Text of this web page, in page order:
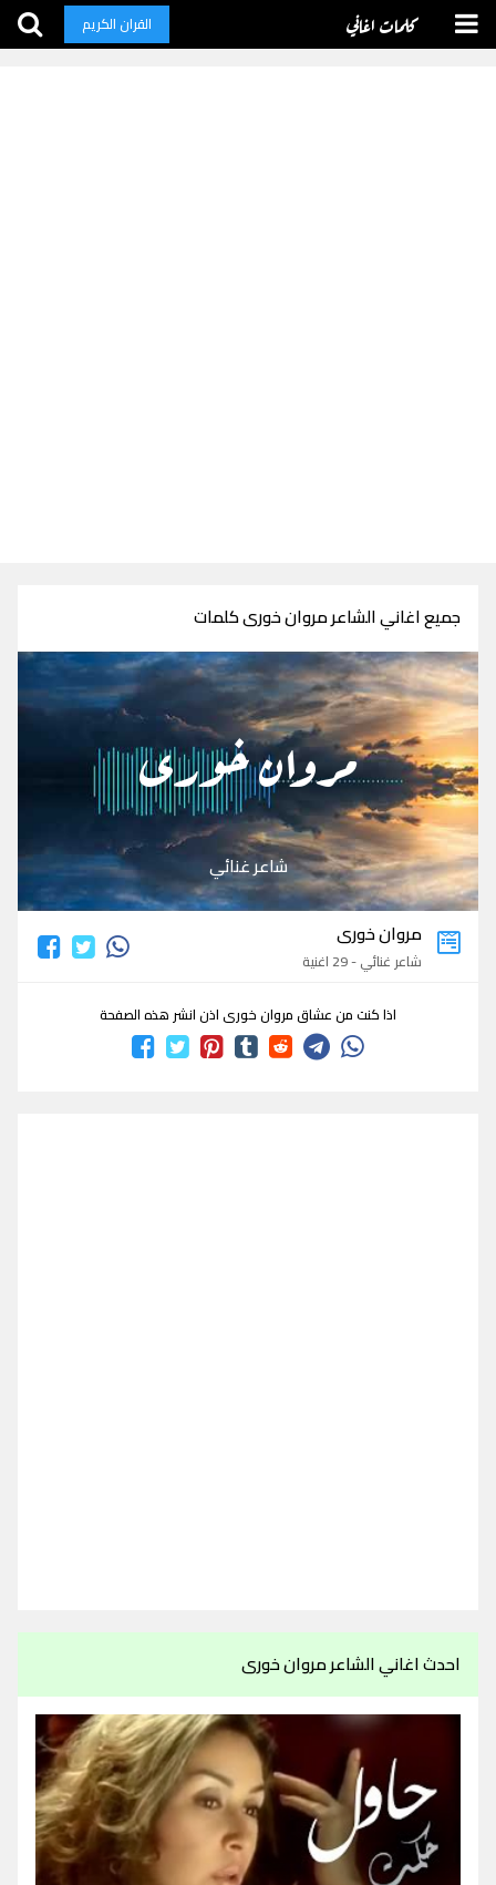
كلمات اغاني القران الكريم
جميع اغاني الشاعر مروان خورى كلمات
مروان خورى
شاعر غنائي
مروان خورى
شاعر غنائي - 29 اغنية
اذا كنت من عشاق مروان خورى اذن انشر هذه الصفحة
احدث اغاني الشاعر مروان خورى